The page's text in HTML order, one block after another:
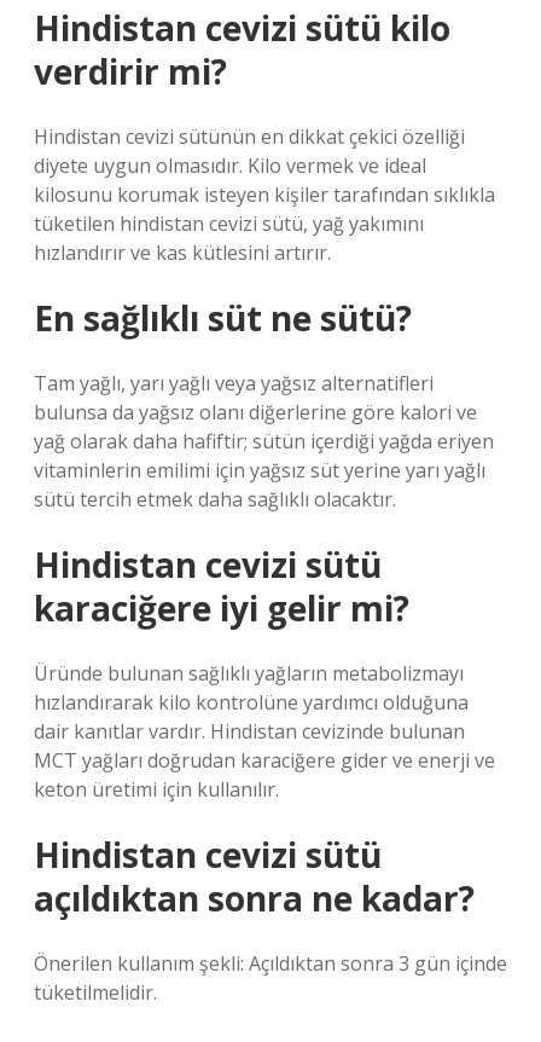
Hindistan cevizi sütü kilo
verdirir mi?
Hindistan cevizi sütünün en dikkat çekici özelliği
diyete uygun olmasıdır. Kilo vermek ve ideal
kilosunu korumak isteyen kişiler tarafından sıklıkla
tüketilen hindistan cevizi sütü, yağ yakımını
hızlandırır ve kas kütlesini artırır.
En sağlıklı süt ne sütü?
Tam yağlı, yarı yağlı veya yağsız alternatifleri
bulunsa da yağsız olanı diğerlerine göre kalori ve
yağ olarak daha hafiftir; sütün içerdiği yağda eriyen
vitaminlerin emilimi için yağsız süt yerine yarı yağlı
sütü tercih etmek daha sağlıklı olacaktır.
Hindistan cevizi sütü
karaciğere iyi gelir mi?
Üründe bulunan sağlıklı yağların metabolizmayı
hızlandırarak kilo kontrolüne yardımcı olduğuna
dair kanıtlar vardır. Hindistan cevizinde bulunan
MCT yağları doğrudan karaciğere gider ve enerji ve
keton üretimi için kullanılır.
Hindistan cevizi sütü
açıldıktan sonra ne kadar?
Önerilen kullanım şekli: Açıldıktan sonra 3 gün içinde
tüketilmelidir.